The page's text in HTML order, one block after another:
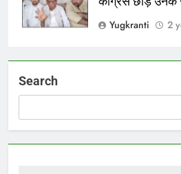
Yugkranti
2
Search